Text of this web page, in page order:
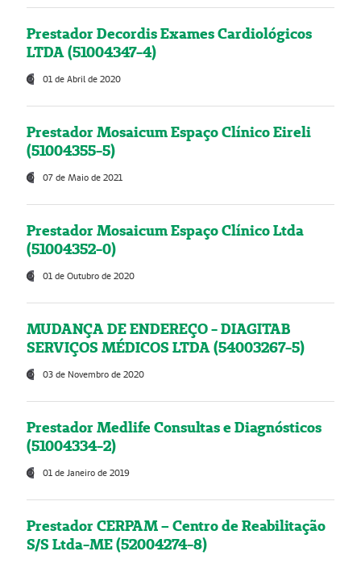
Prestador Decordis Exames Cardiológicos
LTDA (51004347-4)
01 de Abril de 2020
Prestador Mosaicum Espaço Clínico Eireli
(51004355-5)
07 de Maio de 2021
Prestador Mosaicum Espaço Clínico Ltda
(51004352-0)
01 de Outubro de 2020
MUDANÇA DE ENDEREÇO - DIAGITAB
SERVIÇOS MÉDICOS LTDA (54003267-5)
03 de Novembro de 2020
Prestador Medlife Consultas e Diagnósticos
(51004334-2)
01 de Janeiro de 2019
Prestador CERPAM – Centro de Reabilitação
S/S Ltda-ME (52004274-8)